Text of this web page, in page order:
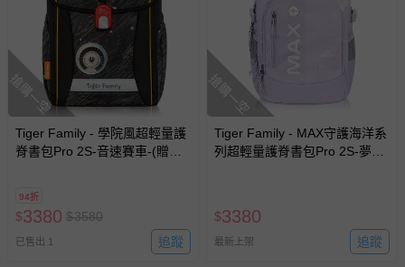
搶購一空
Tiger Family - 學院風超輕量護
脊書包Pro 2S-音速賽車-(贈
替代 不另行通知
94折
$3380 $3580
已售出 1 追蹤
搶購一空
Tiger Family - MAX守護海洋系
列超輕量護脊書包Pro 2S-夢幻
$3380
最新上架 追蹤